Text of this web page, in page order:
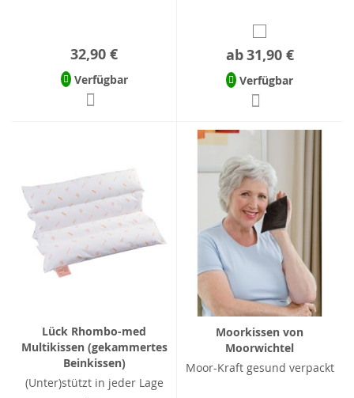
32,90 €
Verfügbar
ab31,90 €
Verfügbar
Lück Rhombo-med
Multikissen (gekammertes
Beinkissen)
(Unter)stützt in jeder Lage
Moorkissen von
Moorwichtel
Moor-Kraft gesund verpackt